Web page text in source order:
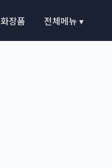
화장품 전체메뉴 ▾